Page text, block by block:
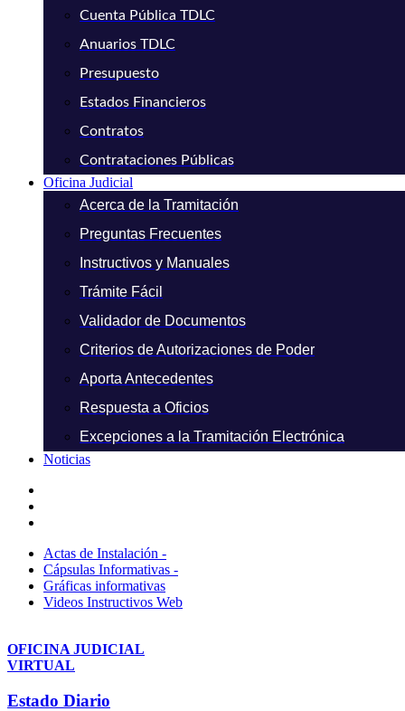
Cuenta Pública TDLC
Anuarios TDLC
Presupuesto
Estados Financieros
Contratos
Contrataciones Públicas
Oficina Judicial
Acerca de la Tramitación
Preguntas Frecuentes
Instructivos y Manuales
Trámite Fácil
Validador de Documentos
Criterios de Autorizaciones de Poder
Aporta Antecedentes
Respuesta a Oficios
Excepciones a la Tramitación Electrónica
Noticias
Actas de Instalación -
Cápsulas Informativas -
Gráficas informativas
Videos Instructivos Web
OFICINA JUDICIAL
VIRTUAL
Estado Diario